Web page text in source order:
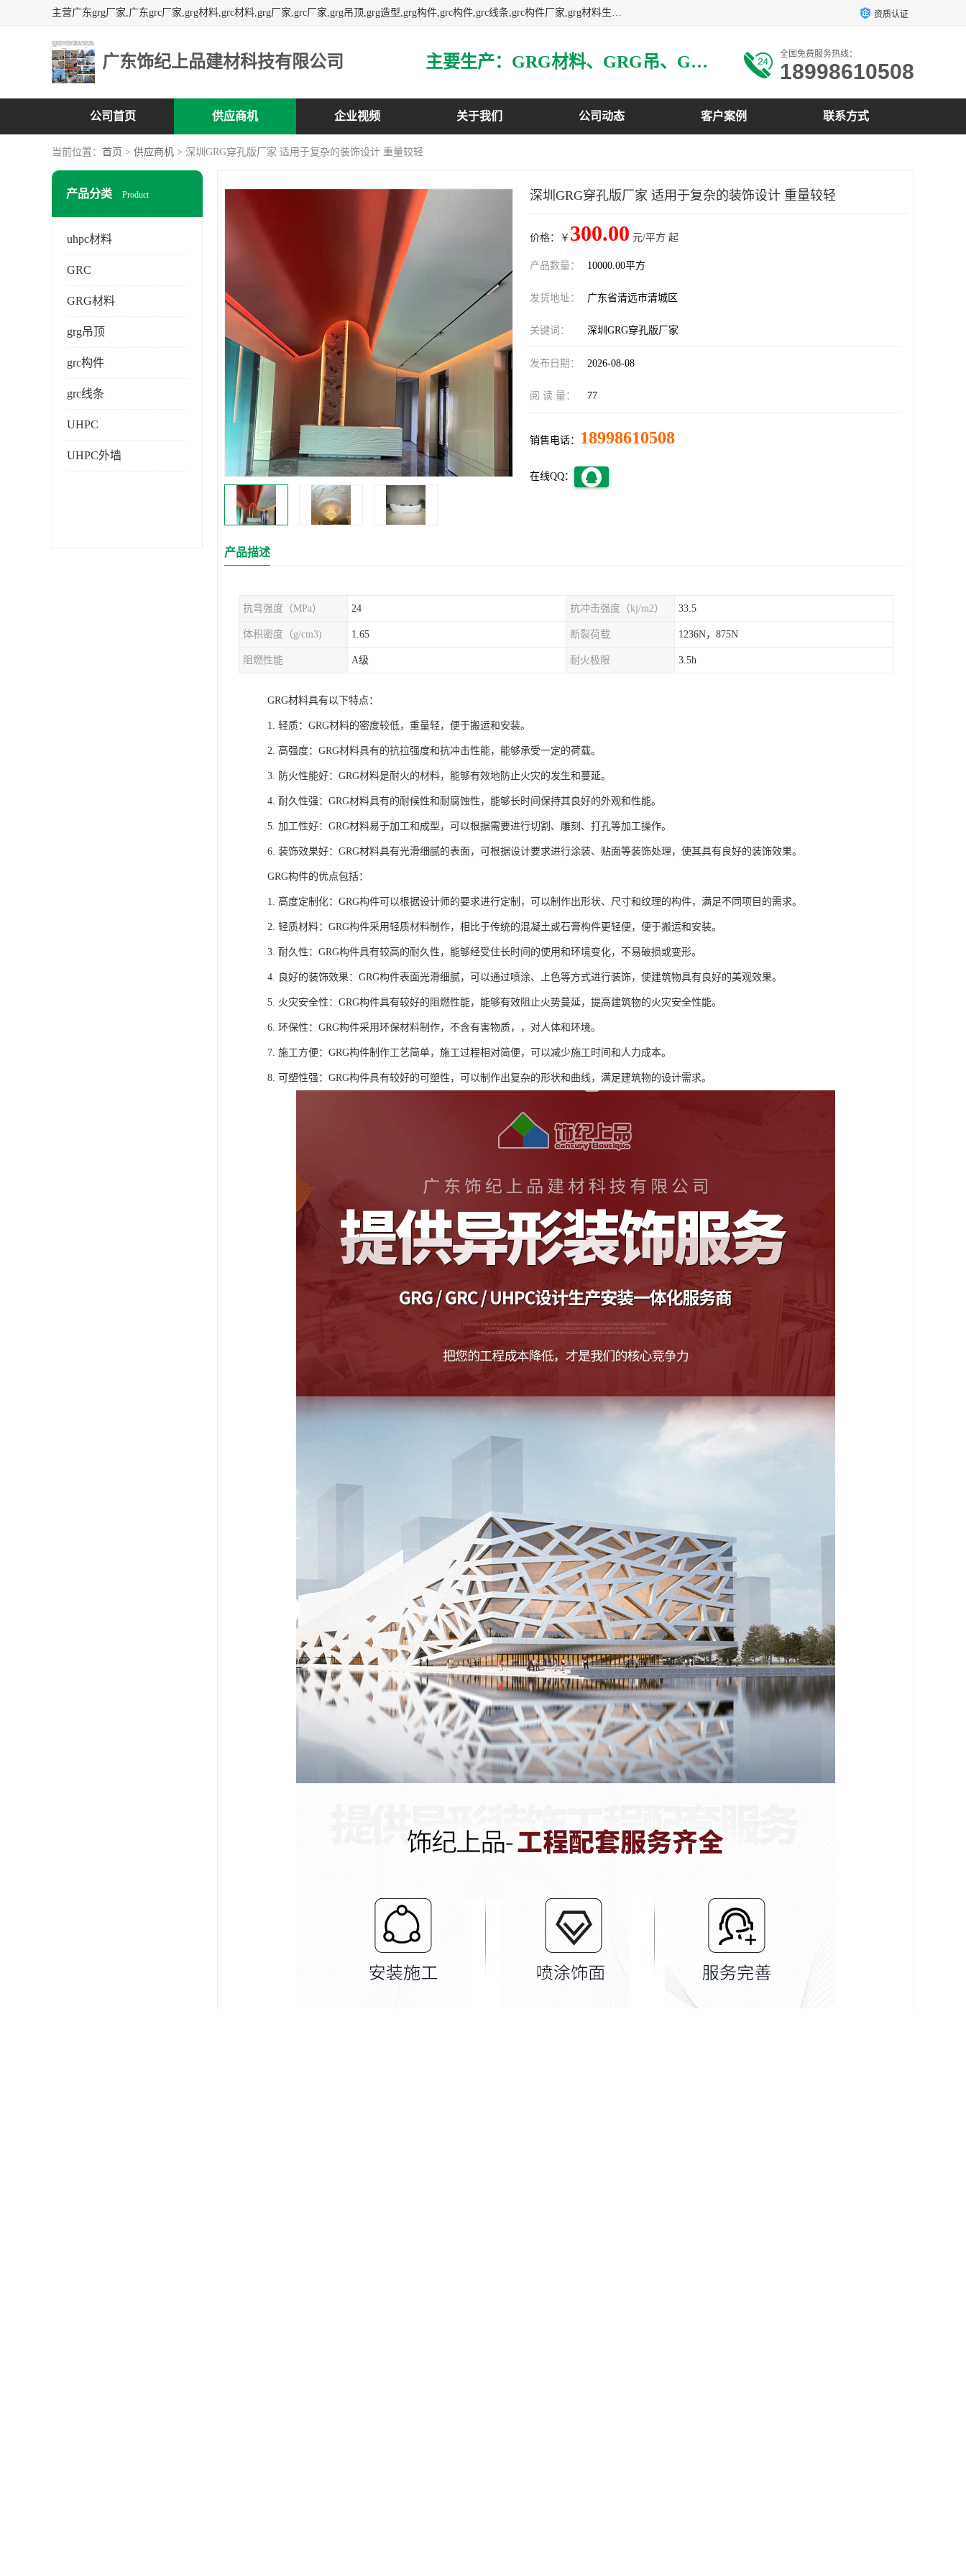
主营广东grg厂家,广东grc厂家,grg材料,grc材料,grg厂家,grc厂家,grg吊顶,grg造型,grg构件,grc构件,grc线条,grc构件厂家,grg材料生产厂家,grg材料定制,uhpc,uhpc厂家,uhpc外墙挂板,uhpc镂空幕墙板,3万平方厂房,如果您对我公司的产品服务感兴趣,请联系我们. 资质认证
广东饰纪上品建材科技有限公司 主要生产：GRG材料、GRG吊、GRG构件、GRG线条、GRG艺术造型、GRG吊材料等 全国免费服务热线：
18998610508
公司首页 供应商机 企业视频 关于我们 公司动态 客户案例 联系方式
当前位置： 首页 > 供应商机 > 深圳GRG穿孔版厂家 适用于复杂的装饰设计 重量较轻
产品分类 Product
uhpc材料
GRC
GRG材料
grg吊顶
grc构件
grc线条
UHPC
UHPC外墙
深圳GRG穿孔版厂家 适用于复杂的装饰设计 重量较轻
价格：￥ 300.00 元/平方 起
产品数量： 10000.00平方
发货地址： 广东省清远市清城区
关键词： 深圳GRG穿孔版厂家
发布日期： 2026-08-08
阅 读 量： 77
销售电话： 18998610508
在线QQ：
产品描述
抗弯强度（MPa） 24 抗冲击强度（kj/m2） 33.5
体积密度（g/cm3) 1.65 断裂荷载 1236N，875N
阻燃性能 A级 耐火极限 3.5h
GRG材料具有以下特点：
1. 轻质：GRG材料的密度较低，重量轻，便于搬运和安装。
2. 高强度：GRG材料具有的抗拉强度和抗冲击性能，能够承受一定的荷载。
3. 防火性能好：GRG材料是耐火的材料，能够有效地防止火灾的发生和蔓延。
4. 耐久性强：GRG材料具有的耐候性和耐腐蚀性，能够长时间保持其良好的外观和性能。
5. 加工性好：GRG材料易于加工和成型，可以根据需要进行切割、雕刻、打孔等加工操作。
6. 装饰效果好：GRG材料具有光滑细腻的表面，可根据设计要求进行涂装、贴面等装饰处理，使其具有良好的装饰效果。
GRG构件的优点包括：
1. 高度定制化：GRG构件可以根据设计师的要求进行定制，可以制作出形状、尺寸和纹理的构件，满足不同项目的需求。
2. 轻质材料：GRG构件采用轻质材料制作，相比于传统的混凝土或石膏构件更轻便，便于搬运和安装。
3. 耐久性：GRG构件具有较高的耐久性，能够经受住长时间的使用和环境变化，不易破损或变形。
4. 良好的装饰效果：GRG构件表面光滑细腻，可以通过喷涂、上色等方式进行装饰，使建筑物具有良好的美观效果。
5. 火灾安全性：GRG构件具有较好的阻燃性能，能够有效阻止火势蔓延，提高建筑物的火灾安全性能。
6. 环保性：GRG构件采用环保材料制作，不含有害物质，，对人体和环境。
7. 施工方便：GRG构件制作工艺简单，施工过程相对简便，可以减少施工时间和人力成本。
8. 可塑性强：GRG构件具有较好的可塑性，可以制作出复杂的形状和曲线，满足建筑物的设计需求。